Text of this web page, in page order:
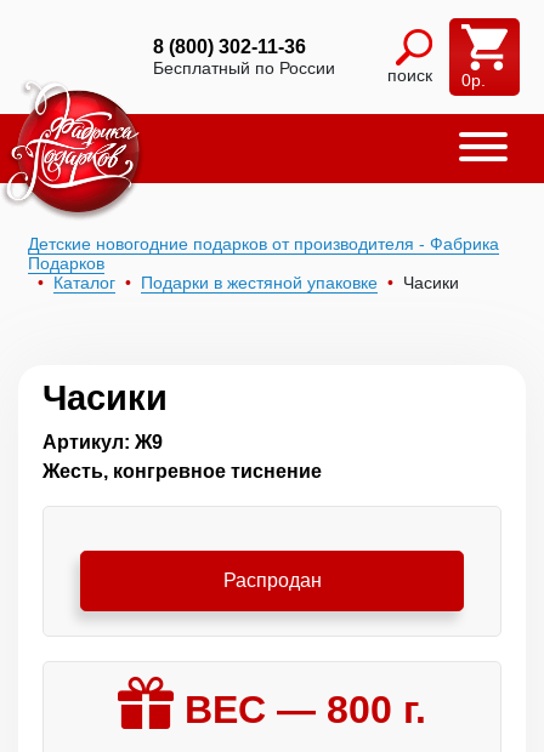
8 (800) 302-11-36
Бесплатный по России поиск 0р.
Детские новогодние подарков от производителя - Фабрика
Подарков
Каталог
Подарки в жестяной упаковке Часики
Часики
Артикул: Ж9
Жесть, конгревное тиснение
Распродан
ВЕС — 800 г.